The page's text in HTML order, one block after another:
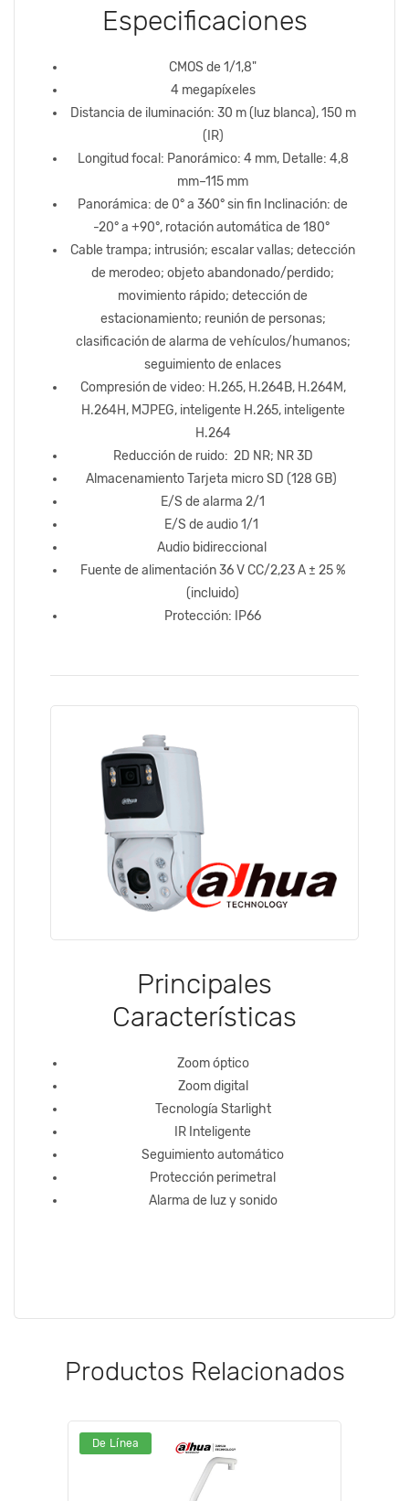
Especificaciones
CMOS de 1/1,8"
4 megapíxeles
Distancia de iluminación: 30 m (luz blanca), 150 m
(IR)
Longitud focal: Panorámico: 4 mm, Detalle: 4,8
mm–115 mm
Panorámica: de 0° a 360° sin fin Inclinación: de
-20° a +90°, rotación automática de 180°
Cable trampa; intrusión; escalar vallas; detección
de merodeo; objeto abandonado/perdido;
movimiento rápido; detección de
estacionamiento; reunión de personas;
clasificación de alarma de vehículos/humanos;
seguimiento de enlaces
Compresión de video: H.265, H.264B, H.264M,
H.264H, MJPEG, inteligente H.265, inteligente
H.264
Reducción de ruido: 2D NR; NR 3D
Almacenamiento Tarjeta micro SD (128 GB)
E/S de alarma 2/1
E/S de audio 1/1
Audio bidireccional
Fuente de alimentación 36 V CC/2,23 A ± 25 %
(incluido)
Protección: IP66
Principales
Características
Zoom óptico
Zoom digital
Tecnología Starlight
IR Inteligente
Seguimiento automático
Protección perimetral
Alarma de luz y sonido
Productos Relacionados
De Línea